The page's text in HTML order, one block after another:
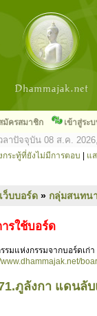
มัครสมาชิก เข้าสู่ระ
ลาปัจจุบัน 08 ส.ค.
กระทู้ที่ยังไม่มีการตอบ แ
ว็บบอร์ด » กลุ่มสนทนา
รใช้บอร์ด
รมแห่งกรรมจากบอร์ดเก่า
www.dhammajak.net/
ภูลังกา แดนลั